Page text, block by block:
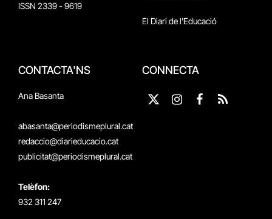
ISSN 2339 - 9619
El Diari de l'Educació
CONTACTA'NS
Ana Basanta
abasanta@periodismeplural.cat
redaccio@diarieducacio.cat
publicitat@periodismeplural.cat
Telèfon:
932 311 247
CONNECTA
X
Instagram
Facebook
RSS